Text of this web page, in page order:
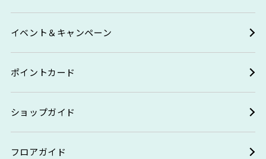
イベント＆キャンペーン
ポイントカード
ショップガイド
フロアガイド